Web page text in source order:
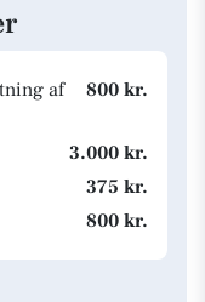
af
800 kr.
3.000 kr.
375 kr.
800 kr.